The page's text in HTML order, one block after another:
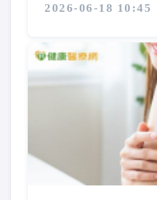
2026-06-18 10:45